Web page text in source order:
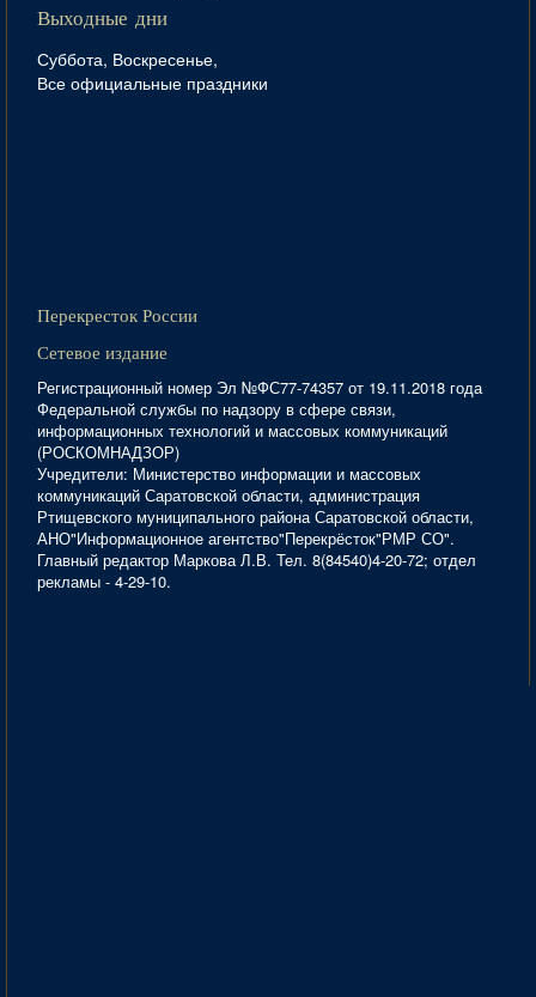
Выходные дни
Суббота, Воскресенье,
Все официальные праздники
Перекресток России
Сетевое издание
Регистрационный номер Эл №ФС77-74357 от 19.11.2018 года
Федеральной службы по надзору в сфере связи,
информационных технологий и массовых коммуникаций
(РОСКОМНАДЗОР)
Учредители: Министерство информации и массовых
коммуникаций Саратовской области, администрация
Ртищевского муниципального района Саратовской области,
АНО"Информационное агентство"Перекрёсток"РМР СО".
Главный редактор Маркова Л.В. Тел. 8(84540)4-20-72; отдел
рекламы - 4-29-10.